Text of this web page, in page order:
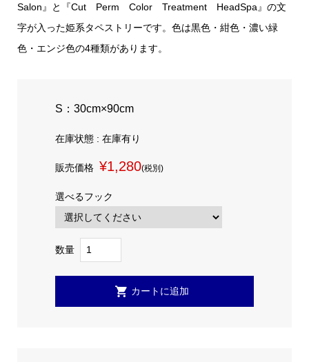
Salon』と『Cut Perm Color Treatment HeadSpa』の文
字が入った姫系タペストリーです。色は黒色・紺色・濃い緑
色・エンジ色の4種類があります。
S：30cm×90cm
在庫状態 : 在庫有り
販売価格 ¥1,280(税別)
選べるフック
数量